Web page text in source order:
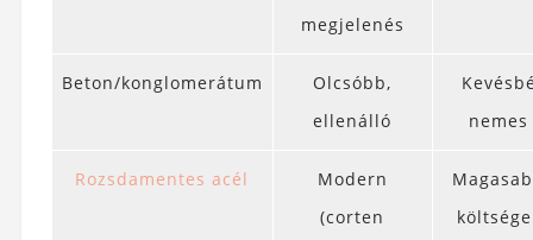
megjelenés
Beton/konglomerátum
Olcsóbb,
ellenálló
nemes
Rozsdamentes acél
Modern
(corten